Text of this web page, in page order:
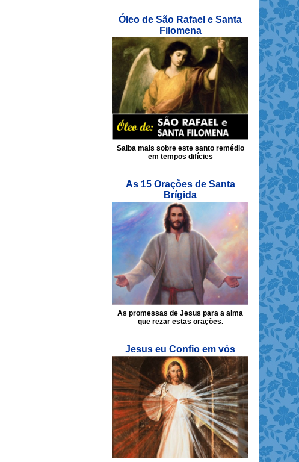
Óleo de São Rafael e Santa
Filomena
Saiba mais sobre este santo remédio
em tempos difícies
As 15 Orações de Santa
Brígida
As promessas de Jesus para a alma
que rezar estas orações.
Jesus eu Confio em vós